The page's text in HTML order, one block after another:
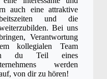
auch eine attraktive
und die
Bei uns
Verantwortung
kollegialen Team
du Teil eines
werden
von dir zu hören!